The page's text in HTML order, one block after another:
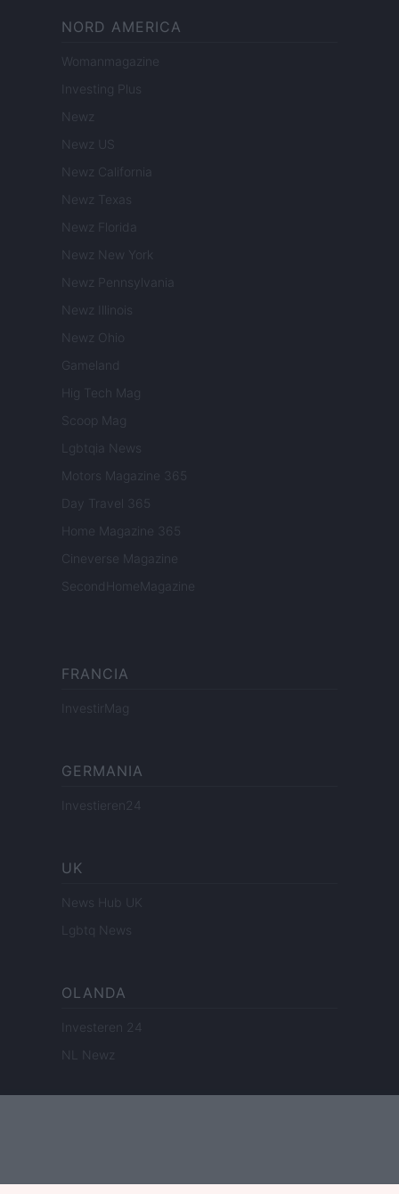
NORD AMERICA
Womanmagazine
Investing Plus
Newz
Newz US
Newz California
Newz Texas
Newz Florida
Newz New York
Newz Pennsylvania
Newz Illinois
Newz Ohio
Gameland
Hig Tech Mag
Scoop Mag
Lgbtqia News
Motors Magazine 365
Day Travel 365
Home Magazine 365
Cineverse Magazine
SecondHomeMagazine
FRANCIA
InvestirMag
GERMANIA
Investieren24
UK
News Hub UK
Lgbtq News
OLANDA
Investeren 24
NL Newz